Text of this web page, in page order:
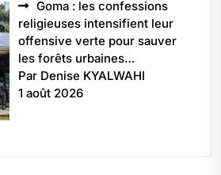
Goma : les confessions
religieuses intensifient leur
offensive verte pour sauver
les forêts urbaines…
Par Denise KYALWAHI
1 août 2026